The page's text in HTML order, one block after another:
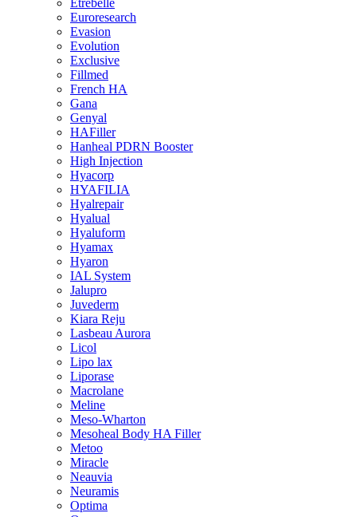
Etrebelle
Euroresearch
Evasion
Evolution
Exclusive
Fillmed
French HA
Gana
Genyal
HAFiller
Hanheal PDRN Booster
High Injection
Hyacorp
HYAFILIA
Hyalrepair
Hyalual
Hyaluform
Hyamax
Hyaron
IAL System
Jalupro
Juvederm
Kiara Reju
Lasbeau Aurora
Licol
Lipo lax
Liporase
Macrolane
Meline
Meso-Wharton
Mesoheal Body HA Filler
Metoo
Miracle
Neauvia
Neuramis
Optima